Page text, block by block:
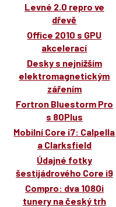
Levné 2.0 repro ve
dřevě
Office 2010 s GPU
akcelerací
Desky s nejnižším
elektromagnetickým
zářením
Fortron Bluestorm Pro
s 80Plus
Mobilní Core i7: Calpella
a Clarksfield
Údajné fotky
šestijádrového Core i9
Compro: dva 1080i
tunery na český trh